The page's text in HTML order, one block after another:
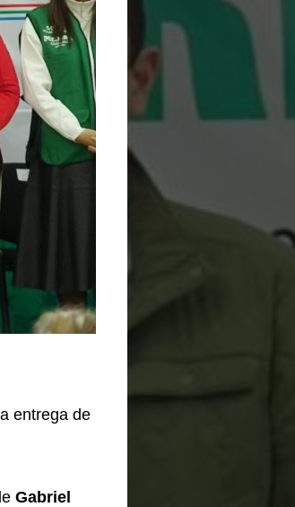
entrega de
Gabriel